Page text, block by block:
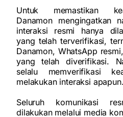
Untuk memastikan
Danamon mengingatkan
interaksi resmi hanya
yang telah terverifikasi,
Danamon, WhatsApp
yang telah diverifikasi.
selalu memverifikasi
melakukan interaksi apapun.
Seluruh komunikasi
dilakukan melalui media